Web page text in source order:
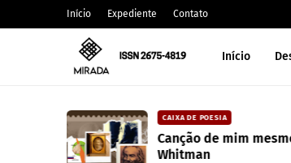
Início Expediente Contato
Início
CAIXA DE POESIA
Canção de mim
Whitman